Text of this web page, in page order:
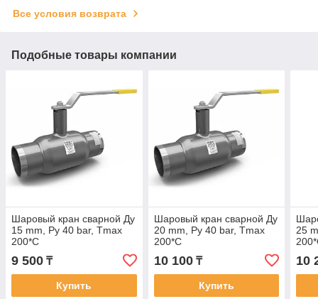
Все условия возврата
Подобные товары компании
Шаровый кран сварной Ду
15 mm, Py 40 bar, Tmax
200*C
9 500 ₸
Купить
Шаровый кран сварной Ду
20 mm, Py 40 bar, Tmax
200*C
10 100₸
Купить
25
10